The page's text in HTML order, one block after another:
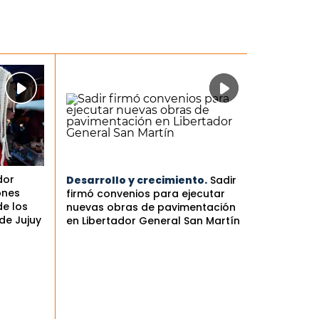
los
Jujuy
Desarrollo y crecimiento. Sadir
firmó convenios para ejecutar
nuevas obras de pavimentación
en Libertador General San Martín